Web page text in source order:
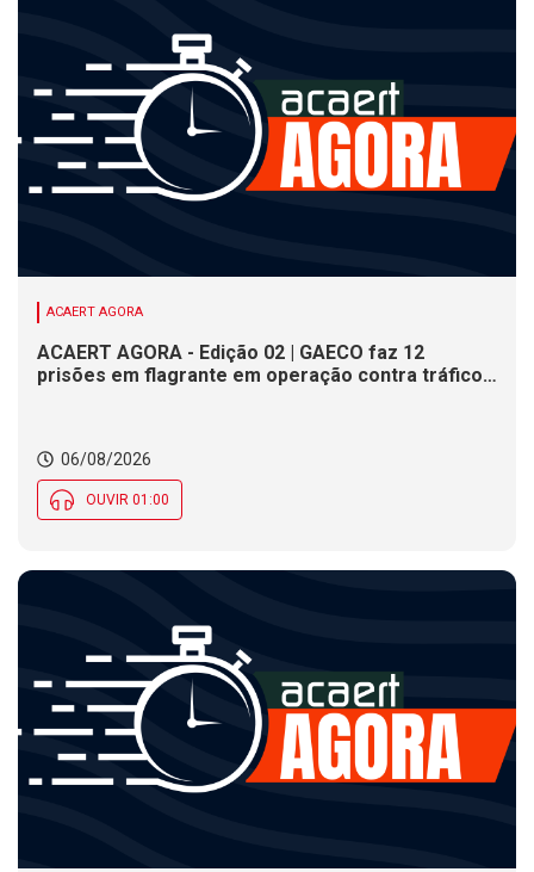
ACAERT AGORA
ACAERT AGORA - Edição 02 | GAECO faz 12
prisões em flagrante em operação contra tráfico
cerâmica em SC
06/08/2026
OUVIR 01:00